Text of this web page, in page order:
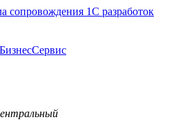
сопровождения 1С разработок